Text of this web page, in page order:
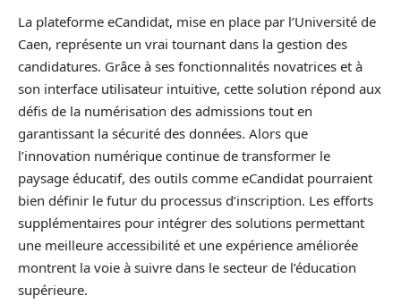
La plateforme eCandidat, mise en place par l’Université de
Caen, représente un vrai tournant dans la gestion des
candidatures. Grâce à ses fonctionnalités novatrices et à
son interface utilisateur intuitive, cette solution répond aux
défis de la numérisation des admissions tout en
garantissant la sécurité des données. Alors que
l’innovation numérique continue de transformer le
paysage éducatif, des outils comme eCandidat pourraient
bien définir le futur du processus d’inscription. Les efforts
supplémentaires pour intégrer des solutions permettant
une meilleure accessibilité et une expérience améliorée
montrent la voie à suivre dans le secteur de l’éducation
supérieure.